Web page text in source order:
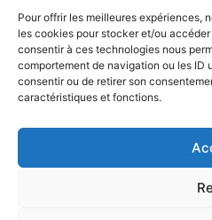
Pour offrir les meilleures expériences,
les cookies pour stocker et/ou
consentir à ces technologies nous
comportement de navigation ou les ID
consentir ou de retirer son
caractéristiques et fonctions.
Site de